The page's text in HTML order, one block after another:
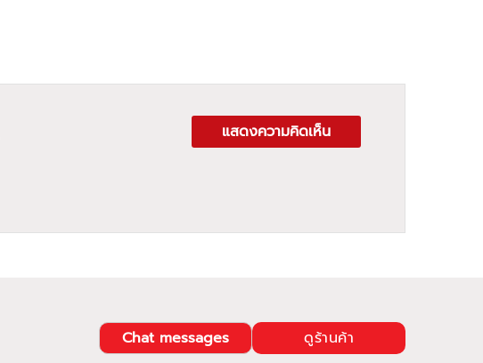
ดูร้านค้า
Chat messages
แสดงความคิดเห็น